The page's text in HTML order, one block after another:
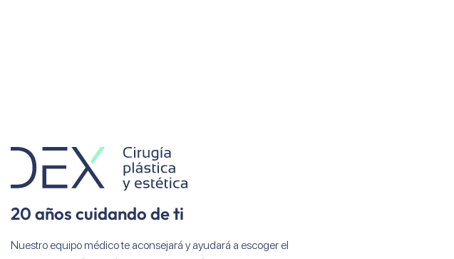
20 años cuidando de ti
Nuestro equipo médico te aconsejará y ayudará a escoger el